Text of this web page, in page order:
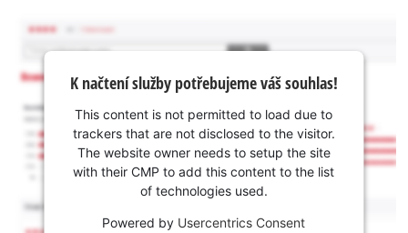
K načtení služby potřebujeme váš souhlas!
This content is not permitted to load due to
trackers that are not disclosed to the visitor.
The website owner needs to setup the site
with their CMP to add this content to the list
of technologies used.
Powered by Usercentrics Consent